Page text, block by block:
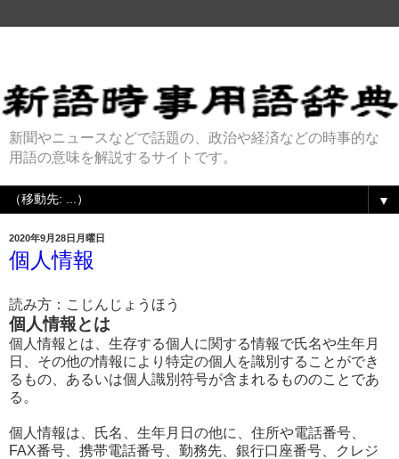
新聞やニュースなどで話題の、政治や経済などの時事的な
用語の意味を解説するサイトです。
▼
2020年9月28日月曜日
個人情報
読み方：こじんじょうほう
個人情報とは
個人情報とは、生存する個人に関する情報で氏名や生年月
日、その他の情報により特定の個人を識別することができ
るもの、あるいは個人識別符号が含まれるもののことであ
る。
個人情報は、氏名、生年月日の他に、住所や電話番号、
FAX番号、携帯電話番号、勤務先、銀行口座番号、クレジ